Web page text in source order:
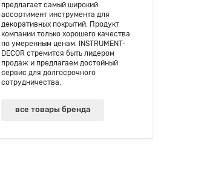
предлагает самый широкий
ассортимент инструмента для
декоративных покрытий. Продукт
компании только хорошего качества
по умеренным ценам. INSTRUMENT-
DECOR стремится быть лидером
продаж и предлагаем достойный
сервис для долгосрочного
сотрудничества.
все товары бренда